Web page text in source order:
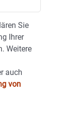
Sie
Ihrer
Weitere
auch
von